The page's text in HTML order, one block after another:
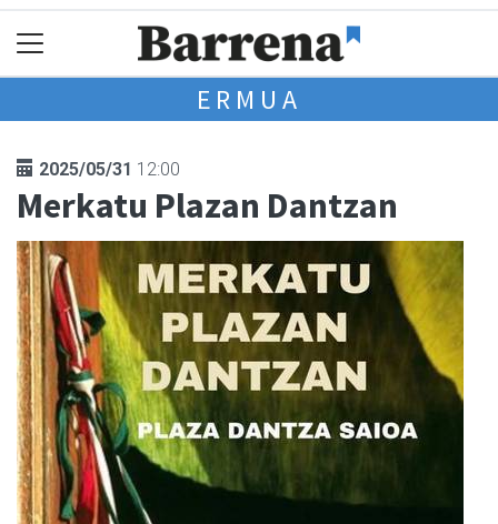
ERMUA
2025/05/31 12:00
Merkatu Plazan Dantzan